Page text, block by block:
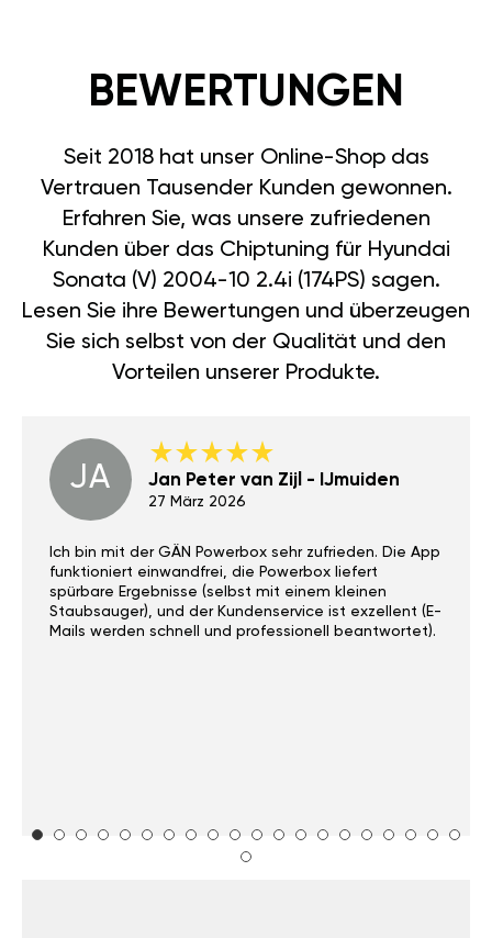
BEWERTUNGEN
Seit 2018 hat unser Online-Shop das
Vertrauen Tausender Kunden gewonnen.
Erfahren Sie, was unsere zufriedenen
Kunden über das Chiptuning für Hyundai
Sonata (V) 2004-10 2.4i (174PS) sagen.
Lesen Sie ihre Bewertungen und überzeugen
Sie sich selbst von der Qualität und den
Vorteilen unserer Produkte.
JA Jan Peter van Zijl - IJmuiden
27 März 2026
Ich bin mit der GÄN Powerbox sehr zufrieden. Die App
funktioniert einwandfrei, die Powerbox liefert
spürbare Ergebnisse (selbst mit einem kleinen
Staubsauger), und der Kundenservice ist exzellent (E-
Mails werden schnell und professionell beantwortet).